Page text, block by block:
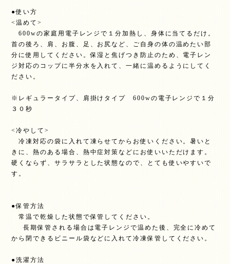
●使い方
<温めて>
600wの家庭用電子レンジで１分加熱し、身体に当てるだけ。
首の後ろ、肩、お腹、足、お尻など、ご自身の体の温めたい部
分に使用してください。保湿と焦げつき防止のため、電子レン
ジ対応のコップに半分水を入れて、一緒に温めるようにしてく
ださい。
※レギュラータイプ、肩掛けタイプ 600wの電子レンジで１分
３０秒
<冷やして>
冷凍対応の袋に入れて凍らせてからお使いください。暑いと
きに、熱のある場合、熱中症対策などにお使いいただけます。
硬くならず、サラサラとした状態なので、とても使いやすいで
す。
●保管方法
常温で乾燥した状態で保管してください。
長期保管される場合は電子レンジで温めた後、完全に冷めて
から閉できるビニール袋などに入れて冷凍保管してください。
●洗濯方法